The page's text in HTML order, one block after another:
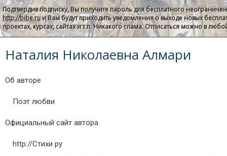
Подтвердив подписку, Вы получите пароль для бесплатного
http://bibe.ruи Вам будут приходить уведомления о выходе новых
проектах, курсах, сайтах и т.п. Никакого спама. Отписаться можно в
Наталия Николаевна Алмари
Об авторе
Поэт любви
Официальный сайт автора
http://Стихи ру